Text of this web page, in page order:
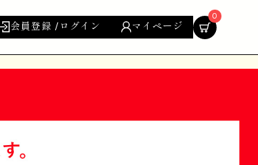
会員登録 /ログイン マイページ
0